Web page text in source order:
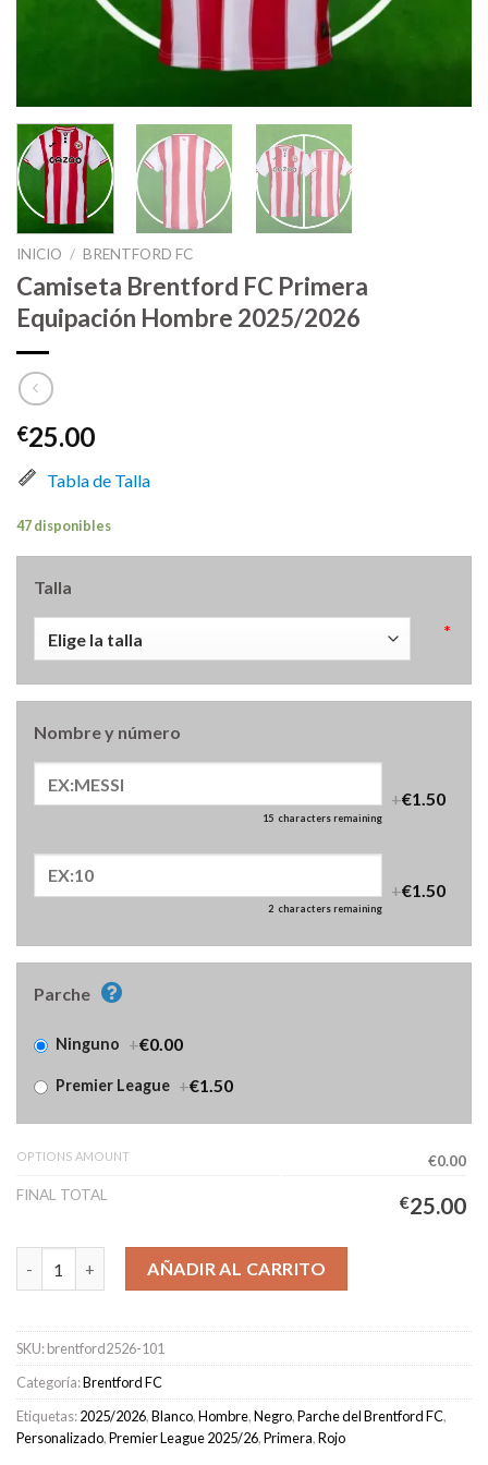
INICIO / BRENTFORD FC
Camiseta Brentford FC Primera
Equipación Hombre 2025/2026
€25.00
Tabla de Talla
47 disponibles
Talla
*
Nombre y número
15 characters remaining
+€1.50
2 characters remaining
+€1.50
Parche
Ninguno +€0.00
Premier League +€1.50
OPTIONS AMOUNT
€0.00
FINAL TOTAL
€25.00
Camiseta Brentford FC Primera Equipación Hombre 2025/2026
AÑADIR AL CARRITO
SKU:brentford2526-101
Categoría:Brentford FC
Etiquetas:2025/2026,Blanco,Hombre,Negro,Parche del Brentford FC,
Personalizado,Premier League 2025/26,Primera,Rojo